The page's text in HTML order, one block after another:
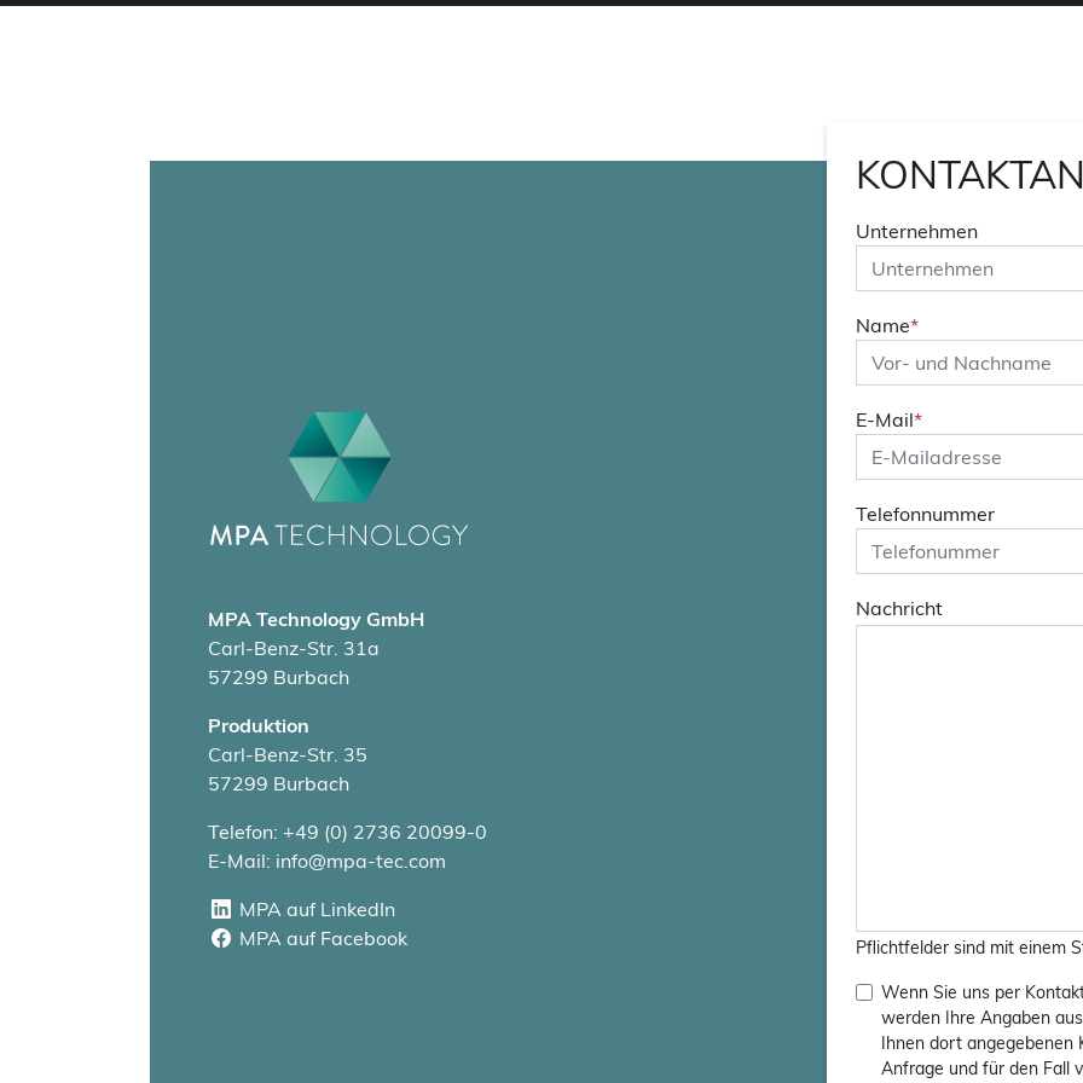
MPA Technology GmbH
Carl-Benz-Str. 31a
57299 Burbach
Produktion
Carl-Benz-Str. 35
57299 Burbach
Telefon: +49 (0) 2736 20099-0
E-Mail: info@mpa-tec.com
MPA auf LinkedIn
MPA auf LinkedIn
MPA auf Facebook
MPA auf Facebook
Unternehmen
Name*
E-Mail*
Telefonnummer
Nachricht
Pflichtfelder sind mit einem
Wenn Sie uns per
werden Ihre Angaben
Ihnen dort angegebenen
Anfrage und für den Fall